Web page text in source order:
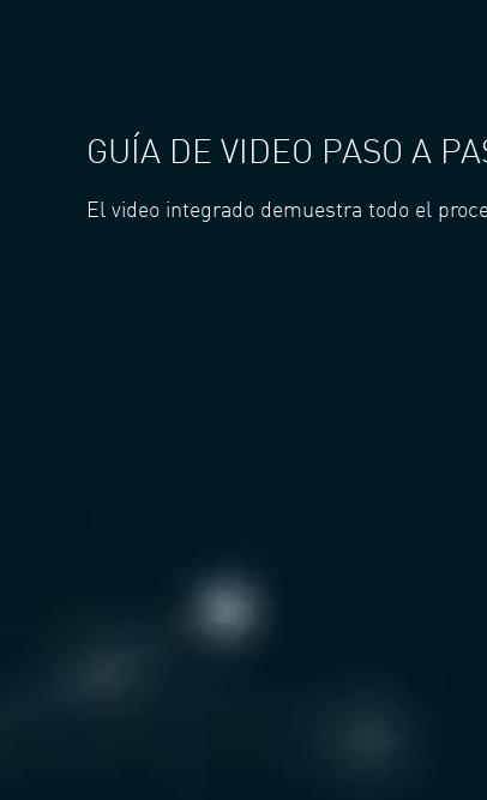
GUÍA DE VIDEO PASO A
El video integrado demuestra todo el